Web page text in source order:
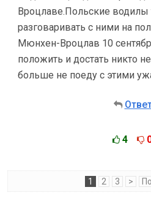
Вроцлаве.Польские
разговаривать с ними на
Мюнхен-Вроцлав 10
положить и достать никто
больше не поеду с этими
4
1 2 3 >